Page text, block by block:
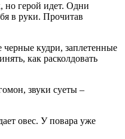
но герой идет. Одни
в руки. Прочитав
кудри, заплетенные
как расколдовать
звуки суеты –
овес. У повара уже